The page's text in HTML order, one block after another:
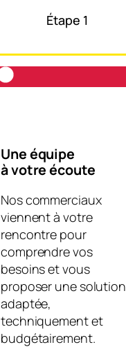
Étape 1
Une équipe
à votre écoute
Nos commerciaux
viennent à votre
rencontre pour
comprendre vos
besoins et vous
proposer une solution
adaptée,
techniquement et
budgétairement.